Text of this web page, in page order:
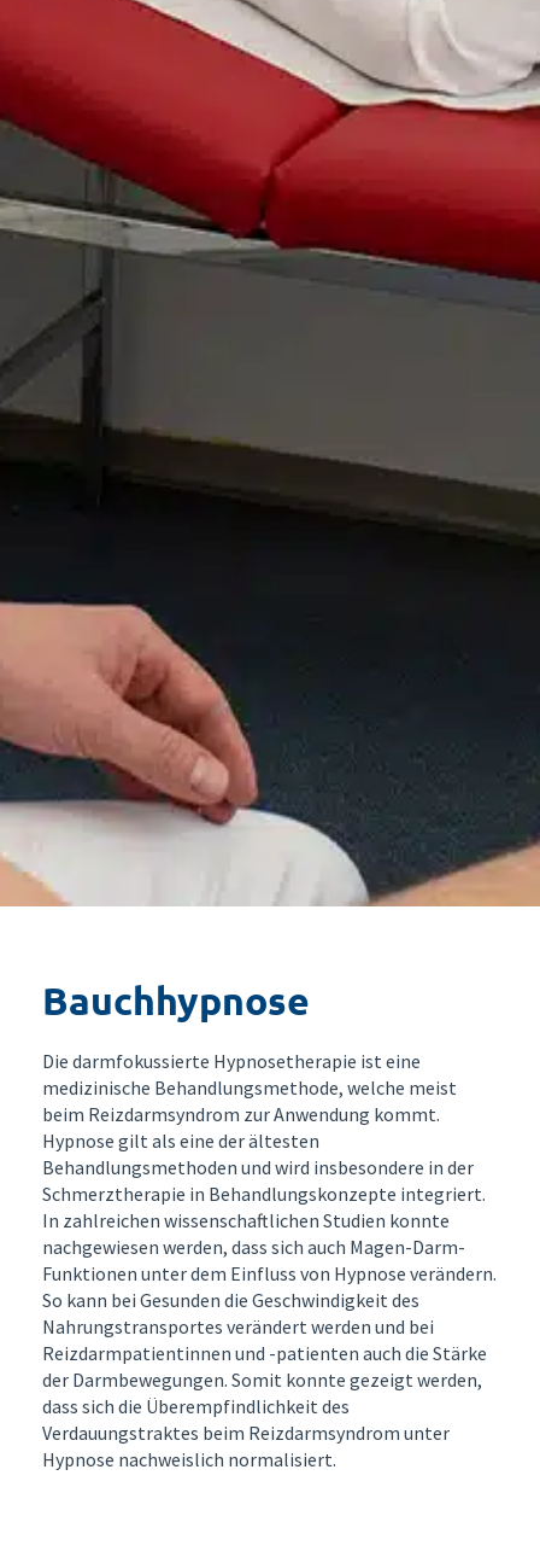
Bauchhypnose
Die darmfokussierte Hypnosetherapie ist eine
medizinische Behandlungsmethode, welche meist
beim Reizdarmsyndrom zur Anwendung kommt.
Hypnose gilt als eine der ältesten
Behandlungsmethoden und wird insbesondere in der
Schmerztherapie in Behandlungskonzepte integriert.
In zahlreichen wissenschaftlichen Studien konnte
nachgewiesen werden, dass sich auch Magen-Darm-
Funktionen unter dem Einfluss von Hypnose verändern.
So kann bei Gesunden die Geschwindigkeit des
Nahrungstransportes verändert werden und bei
Reizdarmpatientinnen und -patienten auch die Stärke
der Darmbewegungen. Somit konnte gezeigt werden,
dass sich die Überempfindlichkeit des
Verdauungstraktes beim Reizdarmsyndrom unter
Hypnose nachweislich normalisiert.